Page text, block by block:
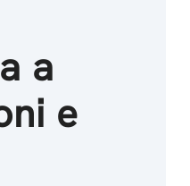
a
e